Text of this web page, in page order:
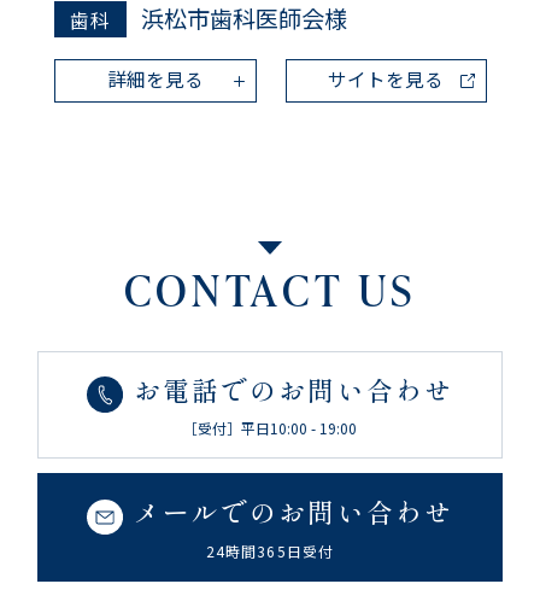
歯科 浜松市歯科医師会様
詳細を見る サイトを見る
CONTACT US
お電話でのお問い合わせ
［受付］平日10:00 - 19:00
メールでのお問い合わせ
24時間365日受付